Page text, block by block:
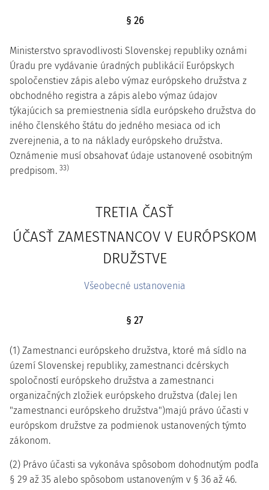
§ 26
Ministerstvo spravodlivosti Slovenskej republiky oznámi
Úradu pre vydávanie úradných publikácií Európskych
spoločenstiev zápis alebo výmaz európskeho družstva z
obchodného registra a zápis alebo výmaz údajov
týkajúcich sa premiestnenia sídla európskeho družstva do
iného členského štátu do jedného mesiaca od ich
zverejnenia, a to na náklady európskeho družstva.
Oznámenie musí obsahovať údaje ustanovené osobitným
predpisom. 33)
TRETIA ČASŤ
ÚČASŤ ZAMESTNANCOV V EURÓPSKOM
DRUŽSTVE
Všeobecné ustanovenia
§ 27
(1) Zamestnanci európskeho družstva, ktoré má sídlo na
území Slovenskej republiky, zamestnanci dcérskych
spoločností európskeho družstva a zamestnanci
organizačných zložiek európskeho družstva (ďalej len
"zamestnanci európskeho družstva")majú právo účasti v
európskom družstve za podmienok ustanovených týmto
zákonom.
(2) Právo účasti sa vykonáva spôsobom dohodnutým podľa
§ 29 až 35 alebo spôsobom ustanoveným v § 36 až 46.